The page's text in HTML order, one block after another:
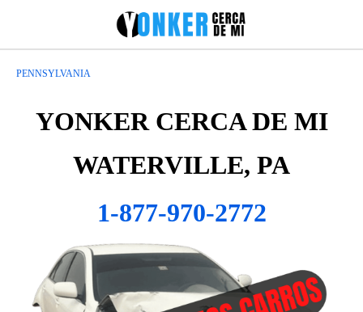
PENNSYLVANIA
YONKER CERCA DE MI
WATERVILLE, PA
1-877-970-2772